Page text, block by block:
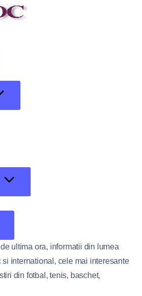
ultima ora, informatii din lumea
international, cele mai interesante
din fotbal, tenis, baschet,